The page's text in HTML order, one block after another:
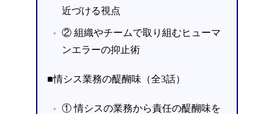
近づける視点
② 組織やチームで取り組むヒューマ
ンエラーの抑止術
■情シス業務の醍醐味（全3話）
① 情シスの業務から責任の醍醐味を